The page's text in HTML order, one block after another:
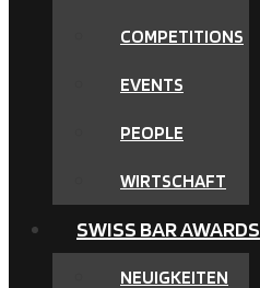
COMPETITIONS
EVENTS
PEOPLE
WIRTSCHAFT
SWISS BAR AWARDS
NEUIGKEITEN